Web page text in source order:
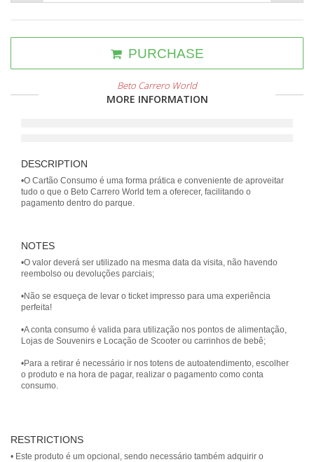
PURCHASE
Beto Carrero World
MORE INFORMATION
DESCRIPTION
•O Cartão Consumo é uma forma prática e conveniente de aproveitar
tudo o que o Beto Carrero World tem a oferecer, facilitando o
pagamento dentro do parque.
NOTES
•O valor deverá ser utilizado na mesma data da visita, não havendo
reembolso ou devoluções parciais;
•Não se esqueça de levar o ticket impresso para uma experiência
perfeita!
•A conta consumo é valida para utilização nos pontos de alimentação,
Lojas de Souvenirs e Locação de Scooter ou carrinhos de bebê;
•Para a retirar é necessário ir nos totens de autoatendimento, escolher
o produto e na hora de pagar, realizar o pagamento como conta
consumo.
RESTRICTIONS
• Este produto é um opcional, sendo necessário também adquirir o